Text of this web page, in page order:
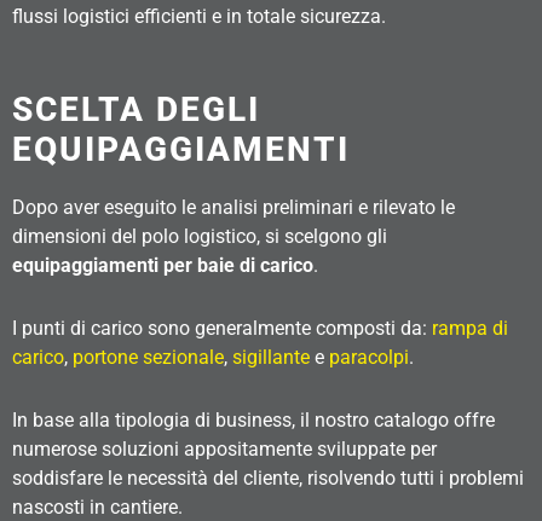
flussi logistici efficienti e in totale sicurezza.
SCELTA DEGLI
EQUIPAGGIAMENTI
Dopo aver eseguito le analisi preliminari e rilevato le
dimensioni del polo logistico, si scelgono gli
equipaggiamenti per baie di carico.
I punti di carico sono generalmente composti da: rampa di
carico, portone sezionale, sigillante e paracolpi.
In base alla tipologia di business, il nostro catalogo offre
numerose soluzioni appositamente sviluppate per
soddisfare le necessità del cliente, risolvendo tutti i problemi
nascosti in cantiere.